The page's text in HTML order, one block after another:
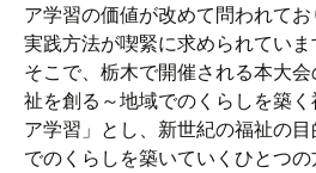
ア学習の価値が改めて問われて
実践方法が喫緊に求められていま
そこで、栃木で開催される本大
祉を創る～地域でのくらしを築
ア学習」とし、新世紀の福祉の
でのくらしを築いていくひとつ